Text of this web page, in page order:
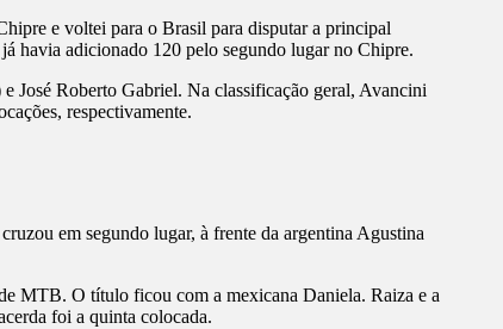
e voltei para o Brasil para disputar a principal
havia adicionado 120 pelo segundo lugar no Chipre.
José Roberto Gabriel. Na classificação geral, Avancini
respectivamente.
em segundo lugar, à frente da argentina Agustina
MTB. O título ficou com a mexicana Daniela. Raiza e a
foi a quinta colocada.